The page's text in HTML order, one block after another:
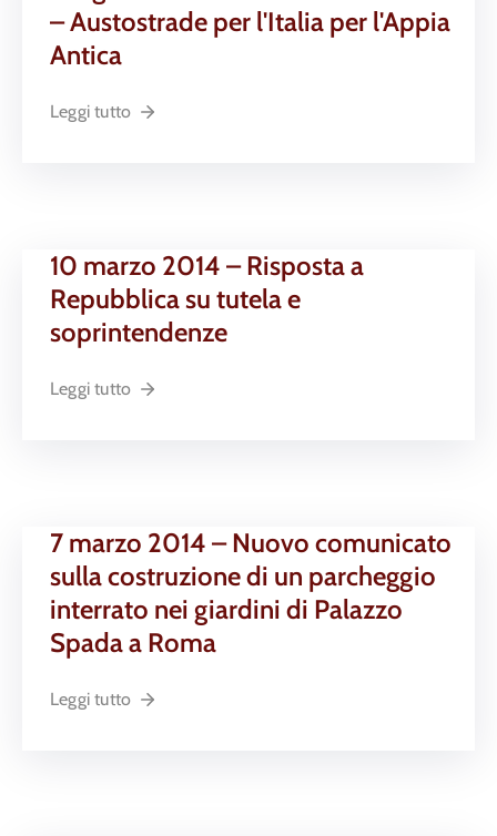
– Austostrade per l'Italia per l'Appia
Antica
Leggi tutto
10 marzo 2014 – Risposta a
Repubblica su tutela e
soprintendenze
Leggi tutto
7 marzo 2014 – Nuovo comunicato
sulla costruzione di un parcheggio
interrato nei giardini di Palazzo
Spada a Roma
Leggi tutto